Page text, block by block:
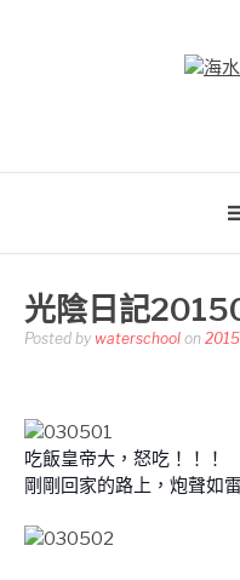
光陰日記
Posted by waterschool on
吃飯皇帝大，怒吃！！！
剛剛回家的路上，炮聲如雷